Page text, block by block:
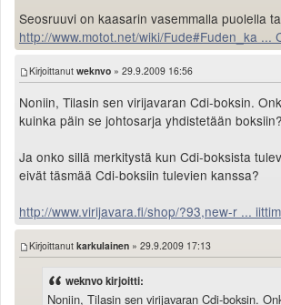
Seosruuvi on kaasarin vasemmalla puolella
http://www.motot.net/wiki/Fude#Fuden_ka ...
Kirjoittanut weknvo » 29.9.2009 16:56
Noniin, Tilasin sen virijavaran Cdi-boksin.
kuinka päin se johtosarja yhdistetään boksiin?
Ja onko sillä merkitystä kun Cdi-boksista
eivät täsmää Cdi-boksiin tulevien kanssa?
http://www.virijavara.fi/shop/?93,new-r ...
Kirjoittanut karkulainen » 29.9.2009 17:13
weknvo kirjoitti:
Noniin, Tilasin sen virijavaran Cdi-boksin.